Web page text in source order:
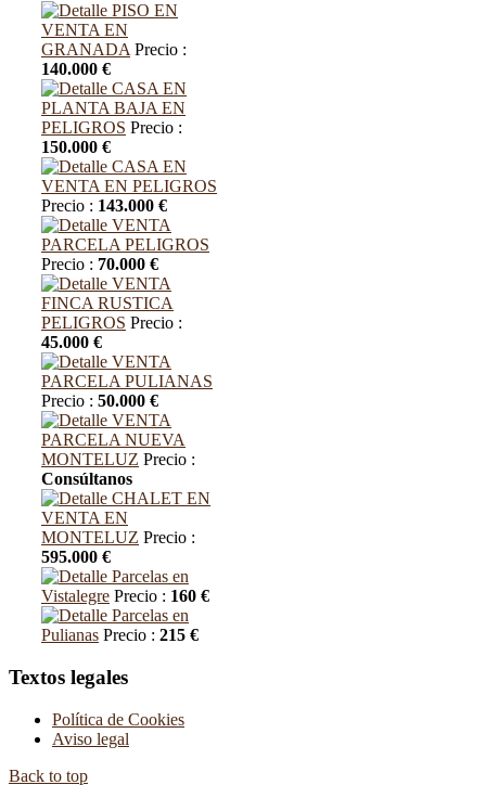
PISO EN
VENTA EN
GRANADA Precio :
140.000 €
CASA EN
PLANTA BAJA EN
PELIGROS Precio :
150.000 €
CASA EN
VENTA EN PELIGROS
Precio : 143.000 €
VENTA
PARCELA PELIGROS
Precio : 70.000 €
VENTA
FINCA RUSTICA
PELIGROS Precio :
45.000 €
VENTA
PARCELA PULIANAS
Precio : 50.000 €
VENTA
PARCELA NUEVA
MONTELUZ Precio :
Consúltanos
CHALET EN
VENTA EN
MONTELUZ Precio :
595.000 €
Parcelas en
Vistalegre Precio : 160 €
Parcelas en
Pulianas Precio : 215 €
Textos legales
Política de Cookies
Aviso legal
Back to top